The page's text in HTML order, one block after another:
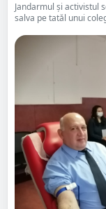
Jandarmul și activistul
salva pe tatăl unui